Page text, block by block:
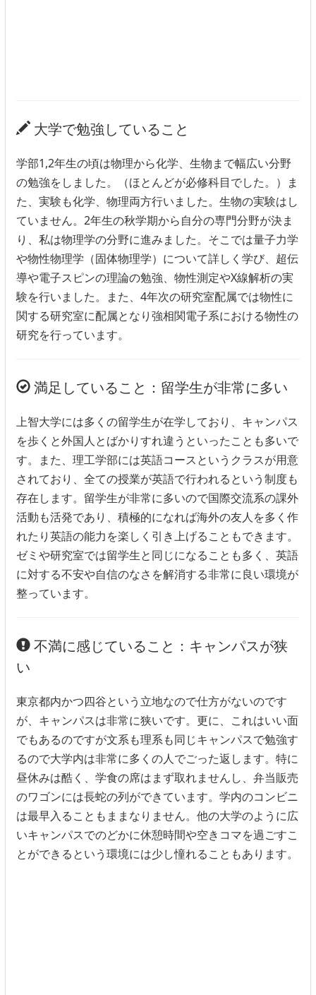
大学で勉強していること
学部1,2年生の頃は物理から化学、生物まで幅広い分野
の勉強をしました。（ほとんどが必修科目でした。）ま
た、実験も化学、物理両方行いました。生物の実験はし
ていません。2年生の秋学期から自分の専門分野が決ま
り、私は物理学の分野に進みました。そこでは量子力学
や物性物理学（固体物理学）について詳しく学び、超伝
導や電子スピンの理論の勉強、物性測定やX線解析の実
験を行いました。また、4年次の研究室配属では物性に
関する研究室に配属となり強相関電子系における物性の
研究を行っています。
満足していること：留学生が非常に多い
上智大学には多くの留学生が在学しており、キャンパス
を歩くと外国人とばかりすれ違うといったことも多いで
す。また、理工学部には英語コースというクラスが用意
されており、全ての授業が英語で行われるという制度も
存在します。留学生が非常に多いので国際交流系の課外
活動も活発であり、積極的になれば海外の友人を多く作
れたり英語の能力を楽しく引き上げることもできます。
ゼミや研究室では留学生と同じになることも多く、英語
に対する不安や自信のなさを解消する非常に良い環境が
整っています。
不満に感じていること：キャンパスが狭
い
東京都内かつ四谷という立地なので仕方がないのです
が、キャンパスは非常に狭いです。更に、これはいい面
でもあるのですが文系も理系も同じキャンパスで勉強す
るので大学内は非常に多くの人でごった返します。特に
昼休みは酷く、学食の席はまず取れませんし、弁当販売
のワゴンには長蛇の列ができています。学内のコンビニ
は最早入ることもままなりません。他の大学のように広
いキャンパスでのどかに休憩時間や空きコマを過ごすこ
とができるという環境には少し憧れることもあります。